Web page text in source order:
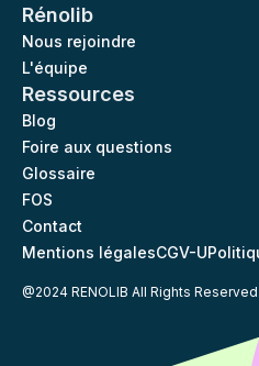
Rénolib
Nous rejoindre
L'équipe
Ressources
Blog
Foire aux questions
Glossaire
FOS
Contact
Mentions légalesCGV-U
@2024 RENOLIB All Rights Reserved.